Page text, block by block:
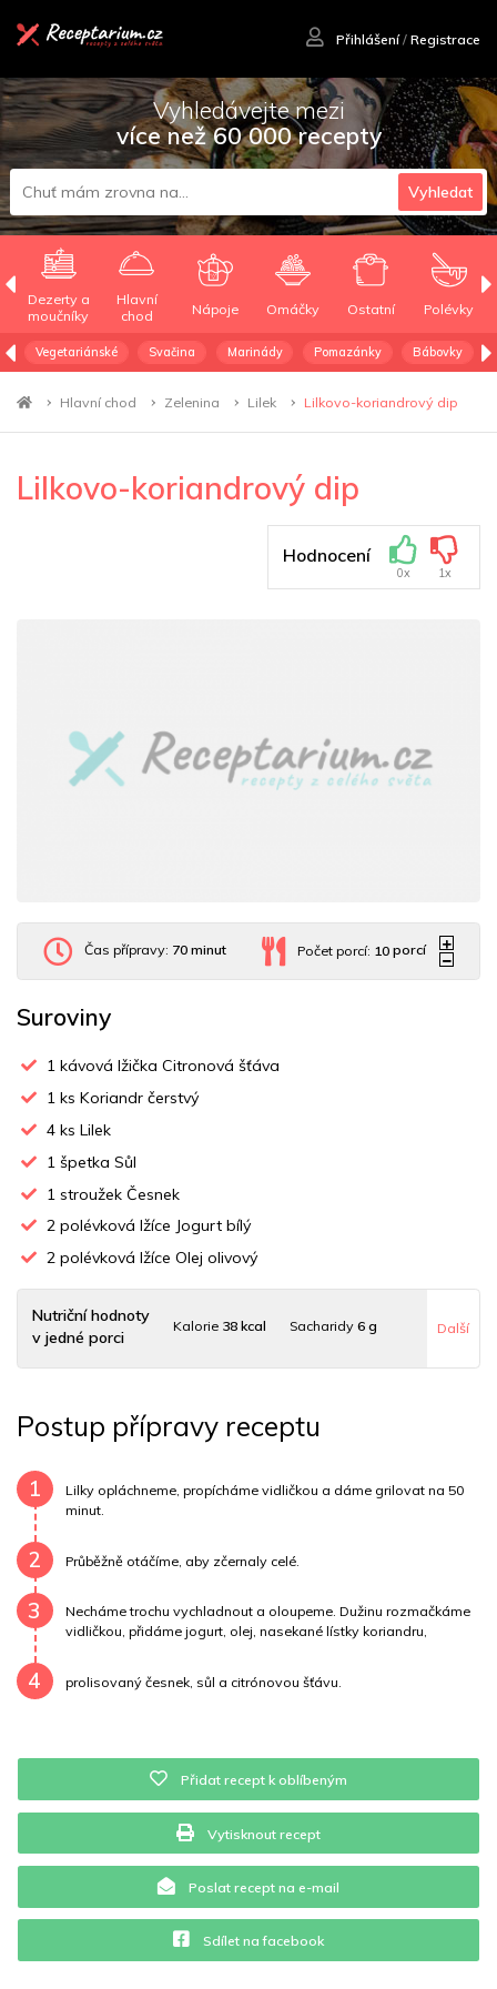
Přihlášení/ Registrace
Vyhledávejte mezi
více než 60 000 recepty
Vyhledat
Dezerty a
moučníky
Hlavní
chod
Nápoje Omáčky Ostatní Polévky
Vegetariánské Svačina Marinády Pomazánky Bábovky
Hlavní chod Zelenina Lilek Lilkovo-koriandrový dip
Lilkovo-koriandrový dip
Hodnocení
0x 1x
Čas přípravy: 70 minut Počet porcí: 10 porcí
Suroviny
1 kávová lžička Citronová šťáva
1 ks Koriandr čerstvý
4 ks Lilek
1 špetka Sůl
1 stroužek Česnek
2 polévková lžíce Jogurt bílý
2 polévková lžíce Olej olivový
Nutriční hodnoty
v jedné porci
Kalorie 38 kcal Sacharidy6 g
Uhlovodany 6 g Cholesterol0.2 mg
Draslík 244.8 mg Vláknina6935.4 mg
Vitamín E0.4 mg Vápník0 mg Železo0.3 mg
Další
Postup přípravy receptu
1
Lilky opláchneme, propícháme vidličkou a dáme grilovat na 50
minut.
2 Průběžně otáčíme, aby zčernaly celé.
3
Necháme trochu vychladnout a oloupeme. Dužinu rozmačkáme
vidličkou, přidáme jogurt, olej, nasekané lístky koriandru,
4 prolisovaný česnek, sůl a citrónovou šťávu.
Přidat recept k oblíbeným
Vytisknout recept
Poslat recept na e-mail
Sdílet na facebook